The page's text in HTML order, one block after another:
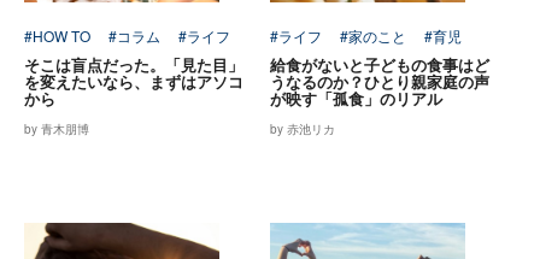
#HOW TO #コラム #ライフ
そこは盲点だった。「見た目」
を変えたいなら、まずはアソコ
から
by 青木朋博
#ライフ #家のこと #育児
給食がないと子どもの食事はど
うなるのか？ひとり親家庭の声
が映す「孤食」のリアル
by 赤池リカ